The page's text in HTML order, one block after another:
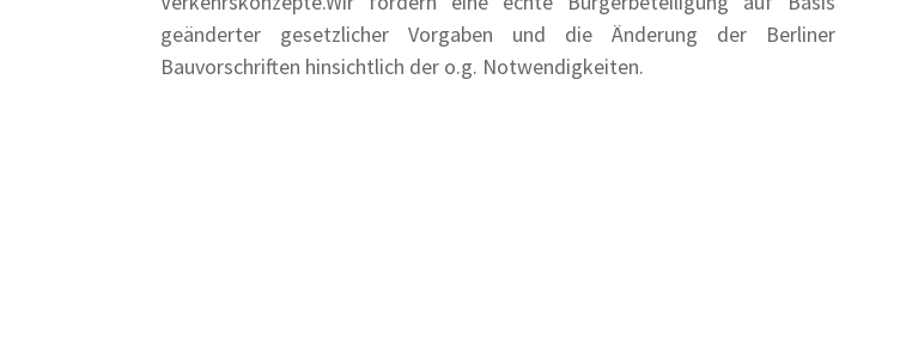
geänderter gesetzlicher Vorgaben und die Änderung der Berliner
Bauvorschriften hinsichtlich der o.g. Notwendigkeiten.